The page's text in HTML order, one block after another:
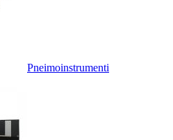
Pneimoinstrumenti